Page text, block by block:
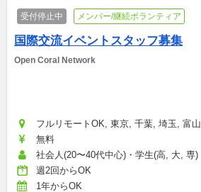
受付停止中 メンバー/継続ボランティア
国際交流イベントスタッフ募集
Open Coral Network
フルリモートOK, 東京, 千葉, 埼玉, 富山
無料
社会人(20〜40代中心)・学生(高, 大, 専)
週2回からOK
1年からOK